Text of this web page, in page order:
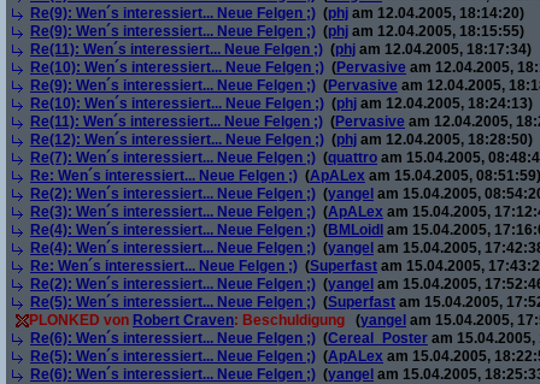
Re(9): Wen´s interessiert... Neue Felgen ;) (phj am 12.04.2005, 18:14:20)
Re(9): Wen´s interessiert... Neue Felgen ;) (phj am 12.04.2005, 18:15:55)
Re(11): Wen´s interessiert... Neue Felgen ;) (phj am 12.04.2005, 18:17:34)
Re(10): Wen´s interessiert... Neue Felgen ;) (Pervasive am 12.04.2005,
Re(9): Wen´s interessiert... Neue Felgen ;) (Pervasive am 12.04.2005,
Re(10): Wen´s interessiert... Neue Felgen ;) (phj am 12.04.2005, 18:24:13)
Re(11): Wen´s interessiert... Neue Felgen ;) (Pervasive am 12.04.2005,
Re(12): Wen´s interessiert... Neue Felgen ;) (phj am 12.04.2005, 18:28:50)
Re(7): Wen´s interessiert... Neue Felgen ;) (quattro am 15.04.2005,
Re: Wen´s interessiert... Neue Felgen ;) (ApALex am 15.04.2005, 08:51:59)
Re(2): Wen´s interessiert... Neue Felgen ;) (yangel am 15.04.2005,
Re(3): Wen´s interessiert... Neue Felgen ;) (ApALex am 15.04.2005,
Re(4): Wen´s interessiert... Neue Felgen ;) (BMLoidl am 15.04.2005,
Re(4): Wen´s interessiert... Neue Felgen ;) (yangel am 15.04.2005,
Re: Wen´s interessiert... Neue Felgen ;) (Superfast am 15.04.2005,
Re(2): Wen´s interessiert... Neue Felgen ;) (yangel am 15.04.2005,
Re(5): Wen´s interessiert... Neue Felgen ;) (Superfast am 15.04.2005,
PLONKED von Robert Craven: Beschuldigung (yangel am 15.04.2005,
Re(6): Wen´s interessiert... Neue Felgen ;) (Cereal_Poster am 15.04.2005,
Re(5): Wen´s interessiert... Neue Felgen ;) (ApALex am 15.04.2005,
Re(6): Wen´s interessiert... Neue Felgen ;) (yangel am 15.04.2005,